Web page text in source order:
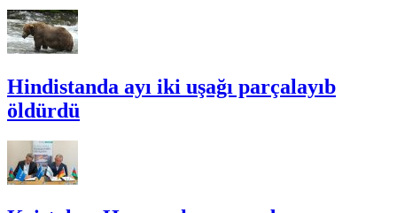
Hindistanda ayı iki uşağı parçalayıb
öldürdü